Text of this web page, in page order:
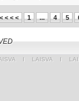
< < < < 1 ... 4 5
Ι LAISVA Ι